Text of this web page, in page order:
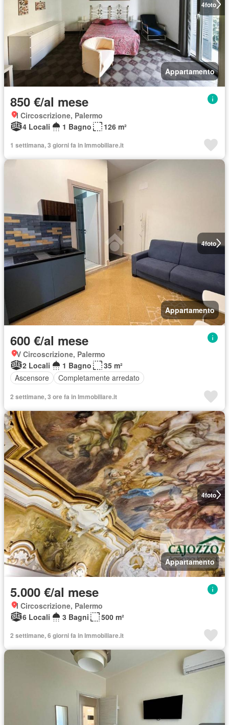
4foto
Appartamento
850 €/al mese
I Circoscrizione, Palermo
4 Locali
1 Bagno 126 m²
1 settimana, 3 giorni fa in Immobiliare.it
4foto
Appartamento
600 €/al mese
V Circoscrizione, Palermo
2 Locali
1 Bagno
35 m²
Ascensore
Completamente arredato
2 settimane, 3 ore fa in Immobiliare.it
4foto
Appartamento
5.000 €/al mese
I Circoscrizione, Palermo
6 Locali
3 Bagni 500 m²
2 settimane, 6 giorni fa in Immobiliare.it